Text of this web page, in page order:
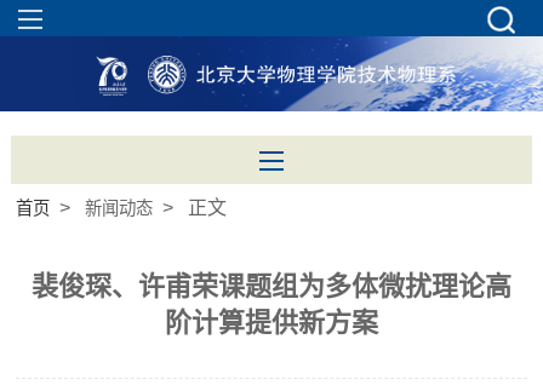
首页 >新闻动态 > 正文
裴俊琛、许甫荣课题组为多体微扰理论高
阶计算提供新方案